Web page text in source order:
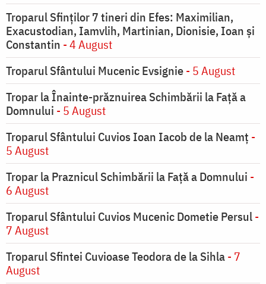
Troparul Sfinţilor 7 tineri din Efes: Maximilian,
Exacustodian, Iamvlih, Martinian, Dionisie, Ioan şi
Constantin - 4 August
Troparul Sfântului Mucenic Evsignie- 5 August
Tropar la Înainte-prăznuirea Schimbării la Faţă a
Domnului - 5 August
Troparul Sfântului Cuvios Ioan Iacob de la Neamț -
5 August
Tropar la Praznicul Schimbării la Faţă a Domnului -
6 August
Troparul Sfântului Cuvios Mucenic Dometie Persul-
7 August
Troparul Sfintei Cuvioase Teodora de la Sihla- 7
August